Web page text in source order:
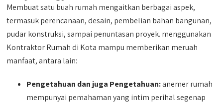
Membuat satu buah rumah mengaitkan berbagai aspek,
termasuk perencanaan, desain, pembelian bahan bangunan,
pudar konstruksi, sampai penuntasan proyek. menggunakan
Kontraktor Rumah di Kota mampu memberikan meruah
manfaat, antara lain:
Pengetahuan dan juga Pengetahuan:anemer rumah
mempunyai pemahaman yang intim perihal segenap